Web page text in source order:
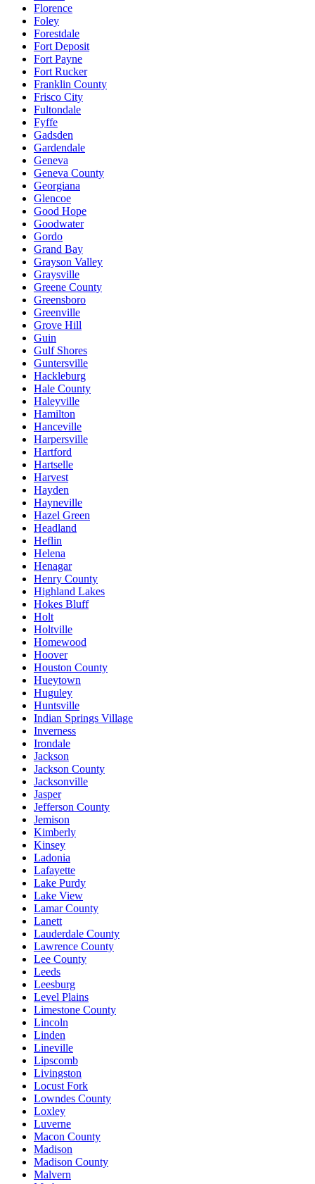
Florence
Foley
Forestdale
Fort Deposit
Fort Payne
Fort Rucker
Franklin County
Frisco City
Fultondale
Fyffe
Gadsden
Gardendale
Geneva
Geneva County
Georgiana
Glencoe
Good Hope
Goodwater
Gordo
Grand Bay
Grayson Valley
Graysville
Greene County
Greensboro
Greenville
Grove Hill
Guin
Gulf Shores
Guntersville
Hackleburg
Hale County
Haleyville
Hamilton
Hanceville
Harpersville
Hartford
Hartselle
Harvest
Hayden
Hayneville
Hazel Green
Headland
Heflin
Helena
Henagar
Henry County
Highland Lakes
Hokes Bluff
Holt
Holtville
Homewood
Hoover
Houston County
Hueytown
Huguley
Huntsville
Indian Springs Village
Inverness
Irondale
Jackson
Jackson County
Jacksonville
Jasper
Jefferson County
Jemison
Kimberly
Kinsey
Ladonia
Lafayette
Lake Purdy
Lake View
Lamar County
Lanett
Lauderdale County
Lawrence County
Lee County
Leeds
Leesburg
Level Plains
Limestone County
Lincoln
Linden
Lineville
Lipscomb
Livingston
Locust Fork
Lowndes County
Loxley
Luverne
Macon County
Madison
Madison County
Malvern